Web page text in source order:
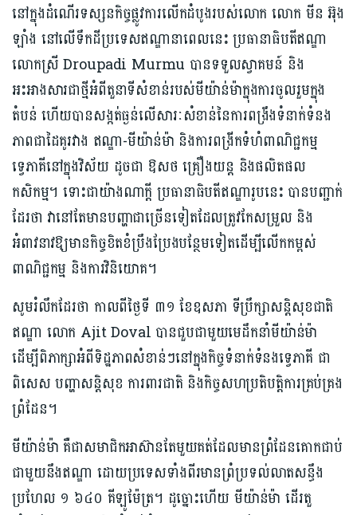
នៅក្នុងដំណើរទស្សនកិច្ចផ្លូវការលើកដំបូងរបស់លោក លោក មីន អ៊ុង
ឡាំង នៅលើទឹកដីប្រទេសឥណ្ឌានាពេលនេះ ប្រធានាធិបតីឥណ្ឌា
លោកស្រី Droupadi Murmu បានទទួលស្វាគមន៍ និង
អះអាងសារជាថ្មីអំពីតួនាទីសំខាន់របស់មីយ៉ាន់ម៉ាក្នុងការចូលរួមក្នុង
តំបន់ ហើយបានសង្កត់ធ្ងន់លើសារៈសំខាន់នៃការពង្រឹងទំនាក់ទំនង
ភាពជាដៃគូរវាង ឥណ្ឌា-មីយ៉ាន់ម៉ា និងការពង្រីកទំហំពាណិជ្ជកម្ម
ទ្វេភាគីនៅក្នុងវិស័យ ដូចជា ឱសថ គ្រឿងយន្ត និងផលិតផល
កសិកម្ម។ ទោះជាយ៉ាងណាក្តី ប្រធានាធិបតីឥណ្ឌារូបនេះ បានបញ្ជាក់
ដែរថា វានៅតែមានបញ្ហាជាច្រើនទៀតដែលត្រូវកែសម្រួល និង
អំពាវនាវឱ្យមានកិច្ចខិតខំប្រឹងប្រែងបន្ថែមទៀតដើម្បីលើកកម្ពស់
ពាណិជ្ជកម្ម និងការវិនិយោគ។
សូមរំលឹកដែរថា កាលពីថ្ងៃទី ៣១ ខែឧសភា ទីប្រឹក្សាសន្តិសុខជាតិ
ឥណ្ឌា លោក Ajit Doval បានជួបជាមួយមេដឹកនាំមីយ៉ាន់ម៉ា
ដើម្បីពិភាក្សាអំពីទិដ្ឋភាពសំខាន់ៗនៅក្នុងកិច្ចទំនាក់ទំនងទ្វេភាគី ជា
ពិសេស បញ្ហាសន្តិសុខ ការពារជាតិ និងកិច្ចសហប្រតិបត្តិការគ្រប់គ្រង
ព្រំដែន។
មីយ៉ាន់ម៉ា​ គឺជា​សមាជិក​អាស៊ាន​តែ​មួយ​គត់​ដែល​មាន​ព្រំដែន​គោក​ជាប់
ជាមួយនឹងឥណ្ឌា ដោយប្រទេសទាំងពីរមានព្រំប្រទល់លាតសន្ធឹង
ប្រហែល ១ ៦៤០ គីឡូម៉ែត្រ។ ដូច្នោះហើយ មីយ៉ាន់ម៉ា ដើរតួ